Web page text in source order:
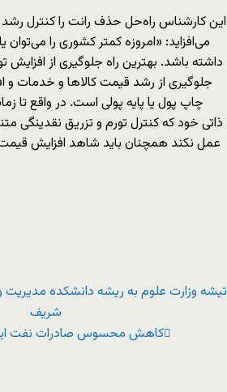
اين کارشناس راه‌حل حذف رانت را کنترل
داشته باشد. بهترين راه جلوگيری از
جلوگيری از رشد قيمت کالاها و خدمات و
چاپ پول يا پايه پولی است. در واقع تا
ذاتی خود که کنترل تورم و تزريق نقدينگی
عمل نکند همچنان بايد شاهد افزايش
تیشه وزارت علوم به ریشه دانشکده مدیریت
شریف
کاهش محسوس صادرات نفت